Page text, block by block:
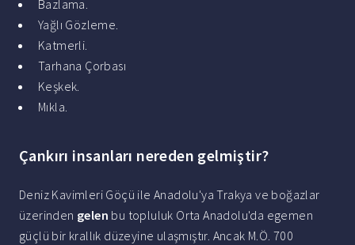
Bazlama.
Yağlı Gözleme.
Katmerli.
Tarhana Çorbası
Keşkek.
Mıkla.
Çankırı insanları nereden gelmiştir?
Deniz Kavimleri Göçü ile Anadolu'ya Trakya ve boğazlar
üzerinden gelen bu topluluk Orta Anadolu'da egemen
güçlü bir krallık düzeyine ulaşmıştır. Ancak M.Ö. 700